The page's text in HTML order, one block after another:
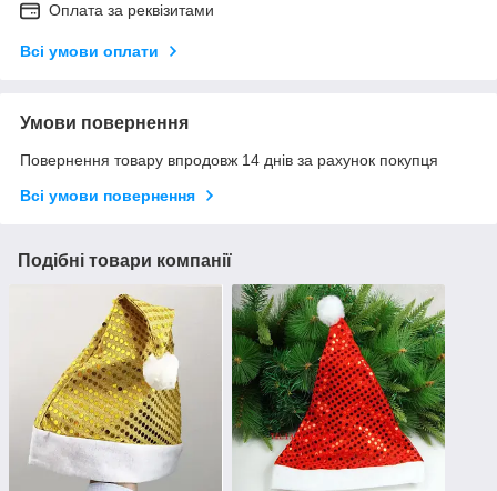
Оплата за реквізитами
Всі умови оплати
Умови повернення
Повернення товару впродовж 14 днів за рахунок покупця
Всі умови повернення
Подібні товари компанії